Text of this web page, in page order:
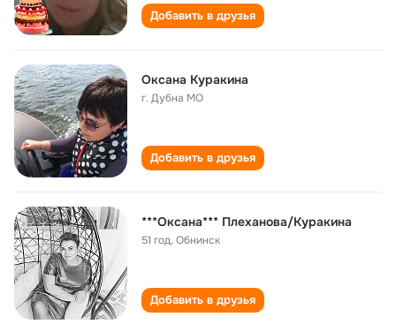
Добавить в друзья
Оксана Куракина
г. Дубна МО
Добавить в друзья
***Оксана*** Плеханова/Куракина
51 год,Обнинск
Добавить в друзья